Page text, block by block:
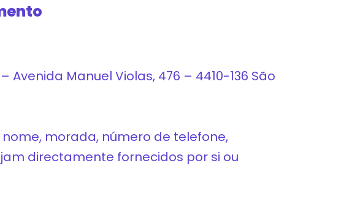
Manuel Violas, 476 – 4410-136 São
morada, número de telefone,
directamente fornecidos por si ou